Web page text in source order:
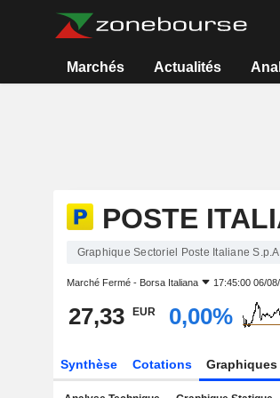
Marchés Actualités
POSTE
Graphique Sectoriel Poste Italiane
Marché Fermé - Borsa Italiana 17:45:00 06/
27,33 EUR 0,00%
Synthèse Cotations Graphiques